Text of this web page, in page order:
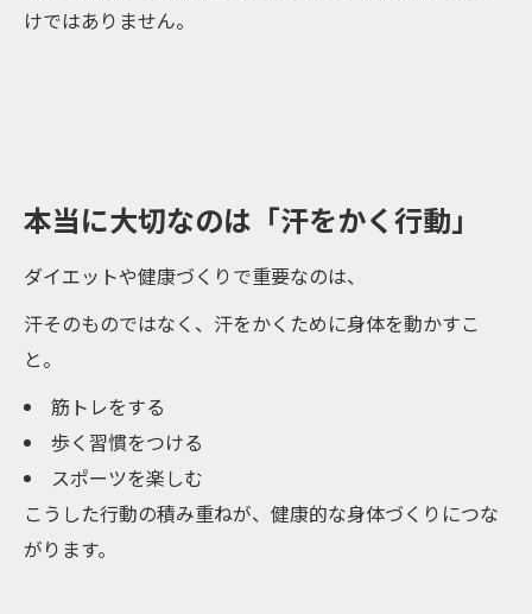
けではありません。
本当に大切なのは「汗をかく行動」
ダイエットや健康づくりで重要なのは、
汗そのものではなく、汗をかくために身体を動かすこ
と。
筋トレをする
歩く習慣をつける
スポーツを楽しむ
こうした行動の積み重ねが、健康的な身体づくりにつな
がります。